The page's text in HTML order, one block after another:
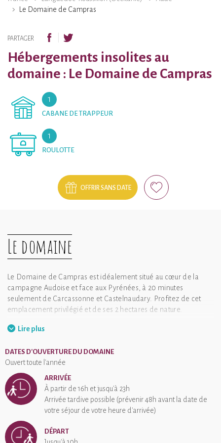
Le Domaine de Campras
PARTAGER
Hébergements insolites au
domaine : Le Domaine de Campras
1
CABANE DE TRAPPEUR
1
ROULOTTE
OFFRIR SANS DATE
Le domaine
Le Domaine de Campras est idéalement situé au cœur de la
campagne Audoise et face aux Pyrénées, à 20 minutes
seulement de Carcassonne et Castelnaudary. Profitez de cet
emplacement privilégié et de ses 2 hectares de nature.
Venez découvrir les alentours et la richesse de la région :
Montagne noire ou vous balader le long du Canal du midi.
châteaux Cathares, appréhendez le passé historique au cœur
des abbayes et citadelles. Enfin, explorez la grandiose Cité de
Carcassonne.
panoramique et imprenable sur la plaine Audoise et sur la
chaîne des Pyrénées. Relaxez-vous au spa en contemplant la
Lire plus
DATES D'OUVERTURE DU DOMAINE
Ouvert toute l'année
ARRIVÉE
À partir de 16h et jusqu'à 23h
Arrivée tardive possible (prévenir 48h avant la date de
votre séjour de votre heure d'arrivée)
DÉPART